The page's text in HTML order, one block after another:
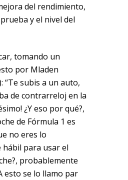
del rendimiento,
y el nivel del
tomando un
por Mladen
“Te subis a un auto,
de contrarreloj en la
¿Y eso por qué?,
de Fórmula 1 es
no eres lo
para usar el
probablemente
esto se lo llamo par